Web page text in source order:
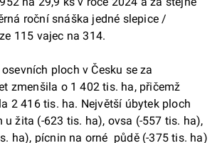
roční snáška jedné slepice /
115 vajec na 314.
ploch v Česku se za
zmenšila o 1 402 tis. ha, přičemž
2 416 tis. ha. Největší úbytek ploch
u žita (-623 tis. ha), ovsa (-557 tis. ha),
ha), pícnin na orné půdě (-375 tis. ha)